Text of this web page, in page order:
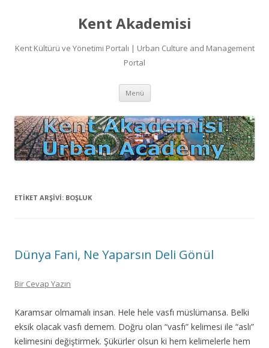
Kent Akademisi
Kent Kültürü ve Yönetimi Portalı | Urban Culture and Management
Portal
Menü İçeriğe
ETIKET ARŞIVI: BOŞLUK
Dünya Fani, Ne Yaparsın Deli Gönül
Bir Cevap Yazın
Karamsar olmamalı insan. Hele hele vasfı müslümansa. Belki
eksik olacak vasfı demem. Doğru olan “vasfı” kelimesi ile “aslı”
kelimesini değiştirmek. Şükürler olsun ki hem kelimelerle hem